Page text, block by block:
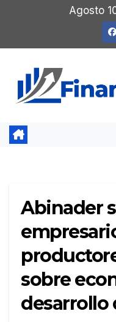
contenido
Agosto
Abinader
sobre
desarrollo